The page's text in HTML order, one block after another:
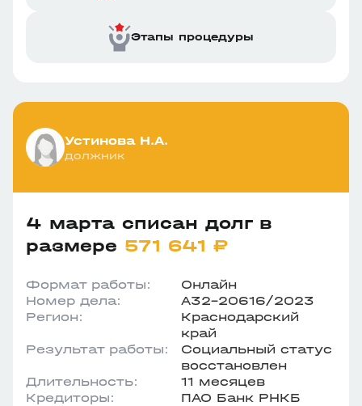
Этапы процедуры
Устинова Н.А.
должник
4 марта списан долг в
размере 571 641 ₽
Формат работы:
Онлайн
Номер дела:
А32-20616/2023
Регион:
Краснодарский
край
Результат работы:
Социальный статус
восстановлен
Длительность:
11 месяцев
Кредиторы:
ПАО Банк РНКБ